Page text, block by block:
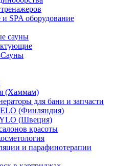
и SPA оборудование
сауны
(Хаммам)
для бани и запчасти
(Финляндия)
(Швеция)
красоты
и парафинотерапии